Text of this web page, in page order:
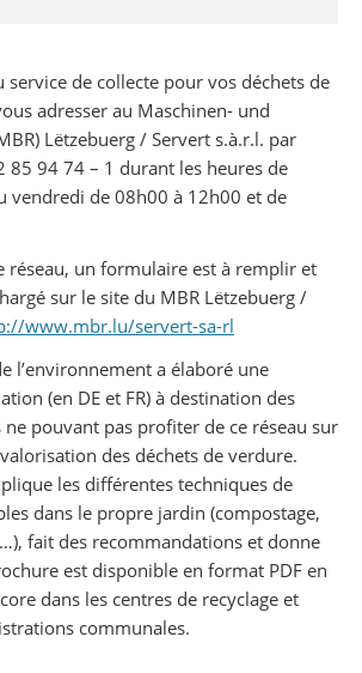
de collecte pour vos déchets de
adresser au Maschinen- und
Lëtzebuerg / Servert s.à.r.l. par
85 94 74 – 1 durant les heures de
vendredi de 08h00 à 12h00 et de
réseau, un formulaire est à remplir et
sur le site du MBR Lëtzebuerg /
www.mbr.lu/servert-sa-rl
l’environnement a élaboré une
(en DE et FR) à destination des
pouvant pas profiter de ce réseau sur
des déchets de verdure.
les différentes techniques de
dans le propre jardin (compostage,
fait des recommandations et donne
est disponible en format PDF en
dans les centres de recyclage et
communales.